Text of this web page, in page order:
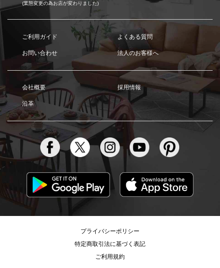
(業態変更の為お店が変わりました)
ご利用ガイド よくある質問
お問い合わせ 法人のお客様へ
会社概要 採用情報
沿革
プライバシーポリシー
特定商取引法に基づく表記
ご利用規約